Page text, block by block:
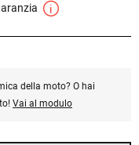
della moto? O hai
Vai al modulo